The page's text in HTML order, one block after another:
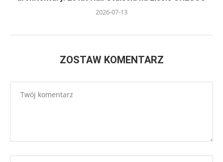
2026-07-13
ZOSTAW KOMENTARZ